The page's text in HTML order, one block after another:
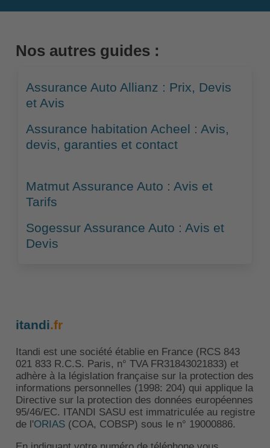
Nos autres guides :
Assurance Auto Allianz : Prix, Devis
et Avis
Assurance habitation Acheel : Avis,
devis, garanties et contact
Matmut Assurance Auto : Avis et
Tarifs
Sogessur Assurance Auto : Avis et
Devis
itandi.fr
Itandi est une société établie en France (RCS 843
021 833 R.C.S. Paris, n° TVA FR31843021833) et
adhère à la législation française sur la protection des
informations personnelles (1998: 204) qui applique la
Directive sur la protection des données européennes
95/46/EC. ITANDI SASU est immatriculée au registre
de l'ORIAS(COA, COBSP) sous le n° 19000886.